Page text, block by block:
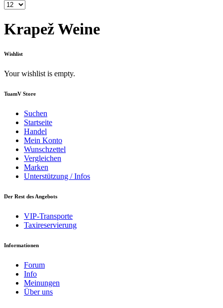
Krapež Weine
Wishlist
Your wishlist is empty.
TuamV Store
Suchen
Startseite
Handel
Mein Konto
Wunschzettel
Vergleichen
Marken
Unterstützung / Infos
Der Rest des Angebots
VIP-Transporte
Taxireservierung
Informationen
Forum
Info
Meinungen
Über uns